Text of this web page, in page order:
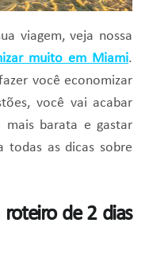
viagem, veja nossa
muito em Miami.
você economizar
você vai acabar
mais barata e gastar
todas as dicas sobre
de 2 dias